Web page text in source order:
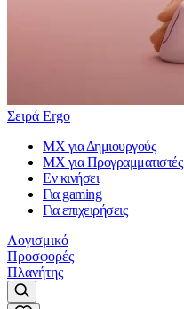
Σειρά Ergo
MX για Δημιουργούς
MX για Προγραμματιστές
Εν κινήσει
Για gaming
Για επιχειρήσεις
Λογισμικό
Προσφορές
Πλανήτης